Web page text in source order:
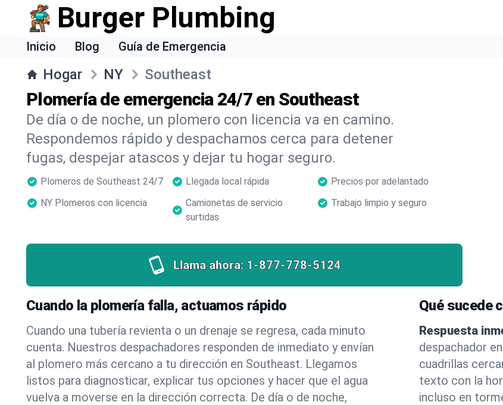
Burger Plumbing
Inicio Blog Guía de Emergencia
Hogar NY Southeast
Plomería de emergencia 24/7 en Southeast
De día o de noche, un plomero con licencia va en camino.
Respondemos rápido y despachamos cerca para detener
fugas, despejar atascos y dejar tu hogar seguro.
Plomeros de Southeast 24/7 Llegada local rápida
Precios por adelantado
NY Plomeros con licencia
Camionetas de servicio
surtidas
Trabajo limpio y seguro
Llama ahora: 1-877-778-5124
Cuando la plomería falla, actuamos rápido
Cuando una tubería revienta o un drenaje se regresa, cada minuto
cuenta. Nuestros despachadores responden de inmediato y envían
al plomero más cercano a tu dirección en Southeast. Llegamos
listos para diagnosticar, explicar tus opciones y hacer que el agua
vuelva a moverse en la dirección correcta. De día o de noche,
Qué sucede
Respuesta
despachador
cuadrillas
texto con la
incluso en